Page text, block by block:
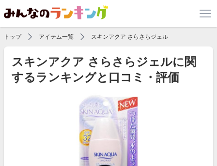
トップ アイテム一覧 スキンアクア さらさらジェル
スキンアクア さらさらジェルに関
するランキングと口コミ・評価